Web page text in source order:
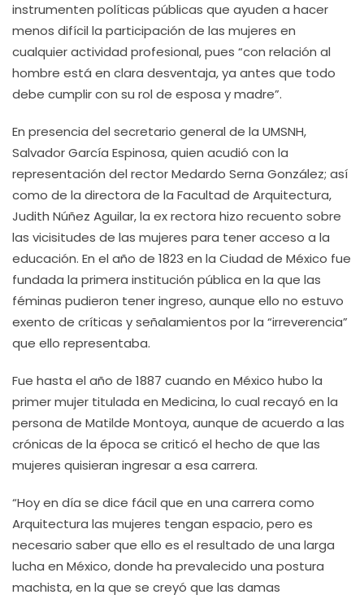
instrumenten políticas públicas que ayuden a hacer
menos difícil la participación de las mujeres en
cualquier actividad profesional, pues “con relación al
hombre está en clara desventaja, ya antes que todo
debe cumplir con su rol de esposa y madre”.
En presencia del secretario general de la UMSNH,
Salvador García Espinosa, quien acudió con la
representación del rector Medardo Serna González; así
como de la directora de la Facultad de Arquitectura,
Judith Núñez Aguilar, la ex rectora hizo recuento sobre
las vicisitudes de las mujeres para tener acceso a la
educación. En el año de 1823 en la Ciudad de México fue
fundada la primera institución pública en la que las
féminas pudieron tener ingreso, aunque ello no estuvo
exento de críticas y señalamientos por la “irreverencia”
que ello representaba.
Fue hasta el año de 1887 cuando en México hubo la
primer mujer titulada en Medicina, lo cual recayó en la
persona de Matilde Montoya, aunque de acuerdo a las
crónicas de la época se criticó el hecho de que las
mujeres quisieran ingresar a esa carrera.
“Hoy en día se dice fácil que en una carrera como
Arquitectura las mujeres tengan espacio, pero es
necesario saber que ello es el resultado de una larga
lucha en México, donde ha prevalecido una postura
machista, en la que se creyó que las damas